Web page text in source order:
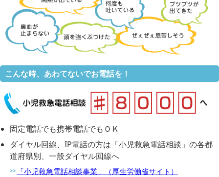
こんな時、あわてないでお電話を！
固定電話でも携帯電話でもＯＫ
ダイヤル回線、IP電話の方は「小児救急電話相談」の各都
道府県別、一般ダイヤル回線へ
「小児救急電話相談事業」（厚生労働省サイト）